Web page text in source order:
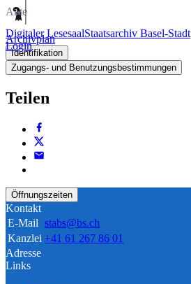
Digitaler LesesaalStaatsarchiv Basel-Stadt
Login
Akte
Archivplan
Identifikation
Zugangs- und Benutzungsbestimmungen
Teilen
Öffnungszeiten
Kontakt
E-Mail stabs@bs.ch
Kanzlei +41 61 267 86 01
Adresse
Links